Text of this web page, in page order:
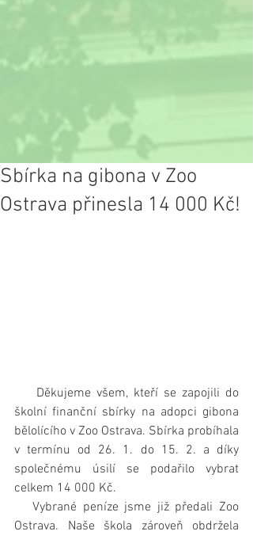
Sbírka na gibona v Zoo
Ostrava přinesla 14 000 Kč!
školní finanční sbírky na adopci gibona
bělolícího v Zoo Ostrava. Sbírka probíhala
v termínu od 26. 1. do 15. 2. a díky
společnému úsilí se podařilo vybrat
celkem 14 000 Kč.
Ostrava. Naše škola zároveň obdržela